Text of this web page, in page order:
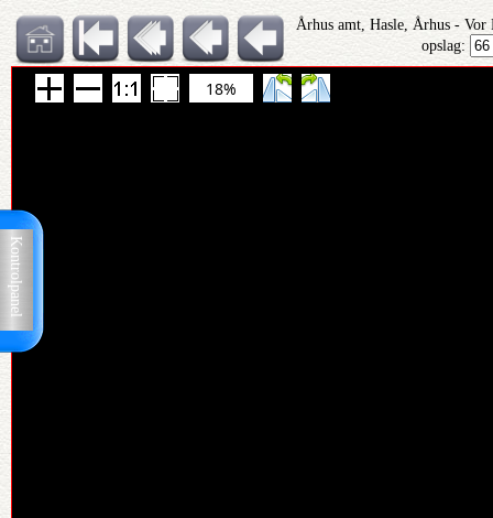
Kontrolpanel
Århus amt, Hasle, Århus -
opslag:
18%